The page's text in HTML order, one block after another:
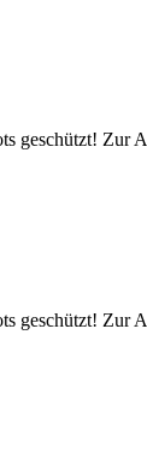
geschützt! Zur
geschützt! Zur